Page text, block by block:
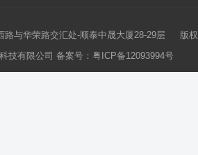
路与华荣路交汇处-顺泰中晟大厦28-29层 版权
技有限公司 备案号： 粤ICP备12093994号